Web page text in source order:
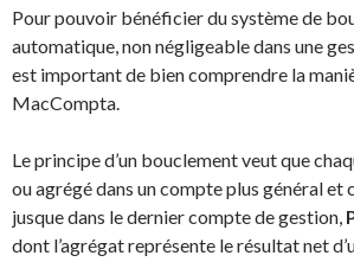
Pour pouvoir bénéficier du système de
automatique, non négligeable dans une
est important de bien comprendre la
MacCompta.
Le principe d’un bouclement veut que
ou agrégé dans un compte plus général et
jusque dans le dernier compte de gestion,
dont l’agrégat représente le résultat net